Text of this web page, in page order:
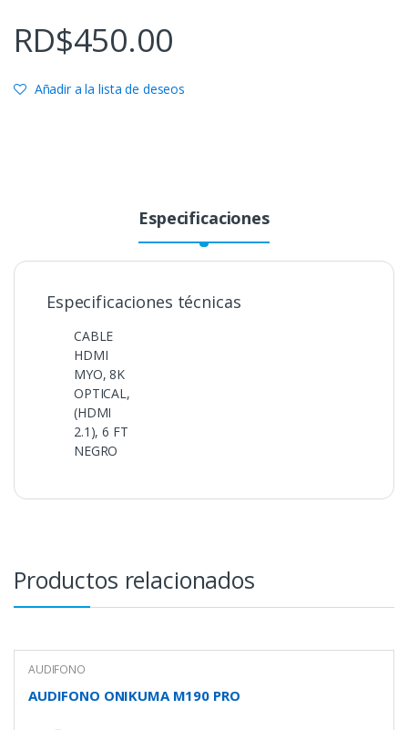
RD$450.00
Añadir a la lista de deseos
Especificaciones
Especificaciones técnicas
CABLE
HDMI
MYO, 8K
OPTICAL,
(HDMI
2.1), 6 FT
NEGRO
Productos relacionados
AUDIFONO
AUDIFONO ONIKUMA M190 PRO